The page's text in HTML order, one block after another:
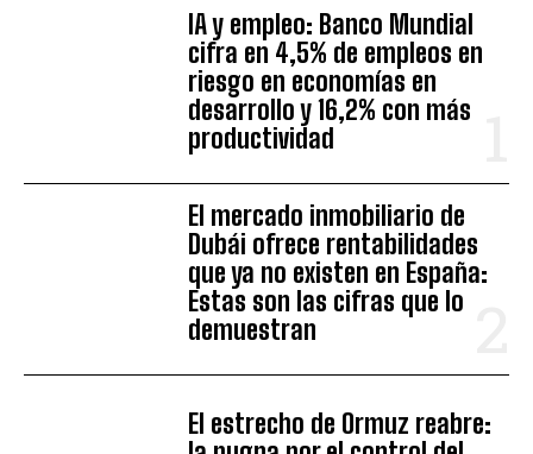
IA y empleo: Banco Mundial
cifra en 4,5% de empleos en
riesgo en economías en
desarrollo y 16,2% con más
productividad
El mercado inmobiliario de
Dubái ofrece rentabilidades
que ya no existen en España:
Estas son las cifras que lo
demuestran
El estrecho de Ormuz reabre: